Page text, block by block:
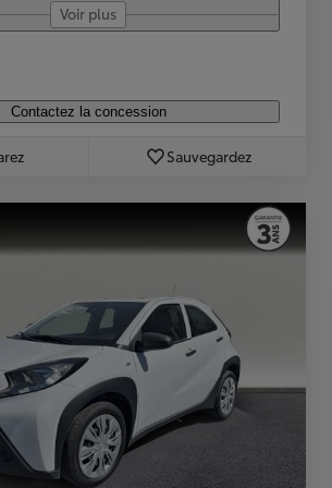
Voir plus
Contactez la concession
Sauvegardez